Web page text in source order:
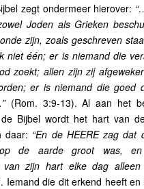
zegt ondermeer hierover:
Joden als Grieken
zijn, zoals geschreven
niet één; er is niemand die
zoekt; allen zijn zij
er is niemand die goed
(Rom. 3:9-13). Al aan het
Bijbel wordt het hart van
daar: “En de HEERE zag dat
de aarde groot was,
van zijn hart elke dag
Iemand die dit erkend heeft en